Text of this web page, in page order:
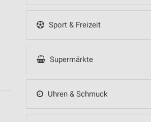
Sport & Freizeit
Supermärkte
Uhren & Schmuck